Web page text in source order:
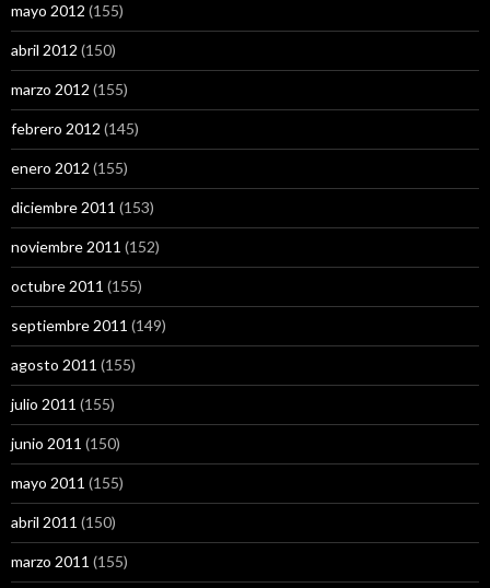
mayo 2012 (155)
abril 2012 (150)
marzo 2012 (155)
febrero 2012 (145)
enero 2012 (155)
diciembre 2011 (153)
noviembre 2011 (152)
octubre 2011 (155)
septiembre 2011 (149)
agosto 2011 (155)
julio 2011 (155)
junio 2011 (150)
mayo 2011 (155)
abril 2011 (150)
marzo 2011 (155)